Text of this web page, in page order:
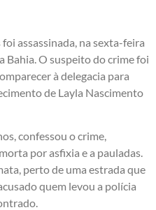
assassinada, na sexta-feira
Bahia. O suspeito do crime foi
à delegacia para
de Layla Nascimento
confessou o crime,
por asfixia e a pauladas.
perto de uma estrada que
quem levou a polícia